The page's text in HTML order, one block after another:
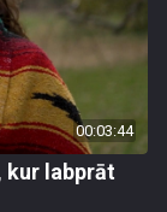
00:03:44
kur labprāt